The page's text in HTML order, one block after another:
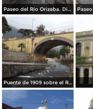
Paseo del Río Orizaba. Diciembre/2014
Puente de 1909 sobre el Río Orizaba. Diciembre/2014